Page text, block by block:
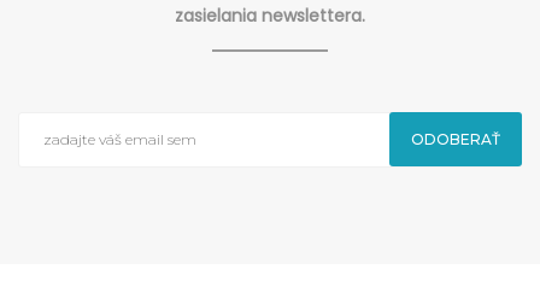
zasielania newslettera.
ODOBERAŤ